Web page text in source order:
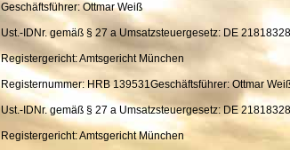
Geschäftsführer: Ottmar Weiß
Ust.-IDNr. gemäß § 27 a Umsatzsteuergesetz: DE
Registergericht: Amtsgericht München
Registernummer: HRB 139531Geschäftsführer: Ottmar
Ust.-IDNr. gemäß § 27 a Umsatzsteuergesetz: DE
Registergericht: Amtsgericht München